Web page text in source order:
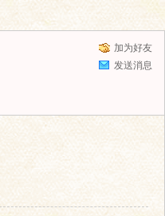
加为好友
发送消息